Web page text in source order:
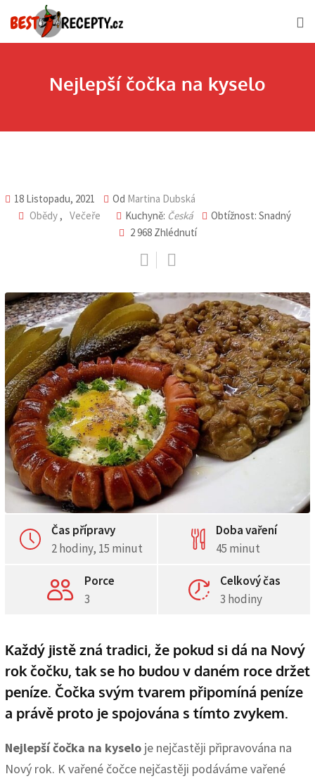
to
Nejlepší čočka na kyselo
18 Listopadu, 2021 Od Martina Dubská
Obědy , Večeře Kuchyně: Česká
Obtížnost: Snadný
2 968 Zhlédnutí
Čas přípravy
2 hodiny, 15 minut
Doba vaření
45 minut
Porce
3
Celkový čas
3 hodiny
Každý jistě zná tradici, že pokud si dá na Nový
rok čočku, tak se ho budou v daném roce držet
peníze. Čočka svým tvarem připomíná peníze
a právě proto je spojována s tímto zvykem.
Nejlepší čočka na kyselo je nejčastěji připravována na
Nový rok. K vařené čočce nejčastěji podáváme vařené